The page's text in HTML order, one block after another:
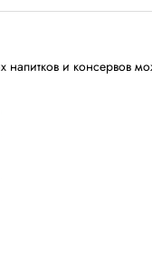
напитков и консервов